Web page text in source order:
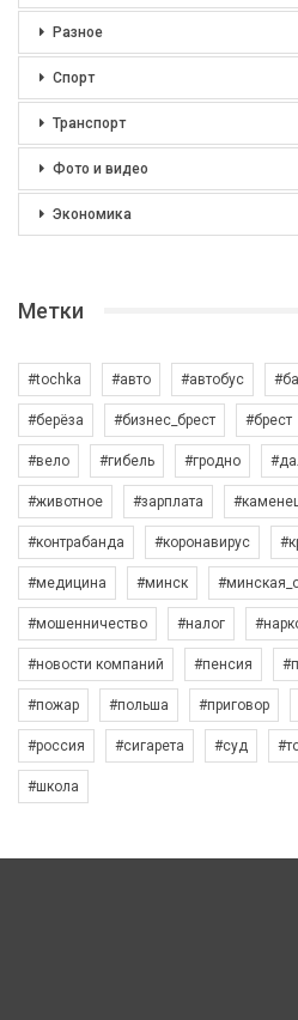
Разное
Спорт
Транспорт
Фото и видео
Экономика
Метки
#tochka #авто #автобус
#берёза #бизнес_брест #брест
#вело #гибель #гродно
#животное #зарплата
#контрабанда #коронавирус
#медицина #минск
#мошенничество #налог
#новости компаний #пенсия
#пожар #польша #приговор
#россия #сигарета #суд
#школа